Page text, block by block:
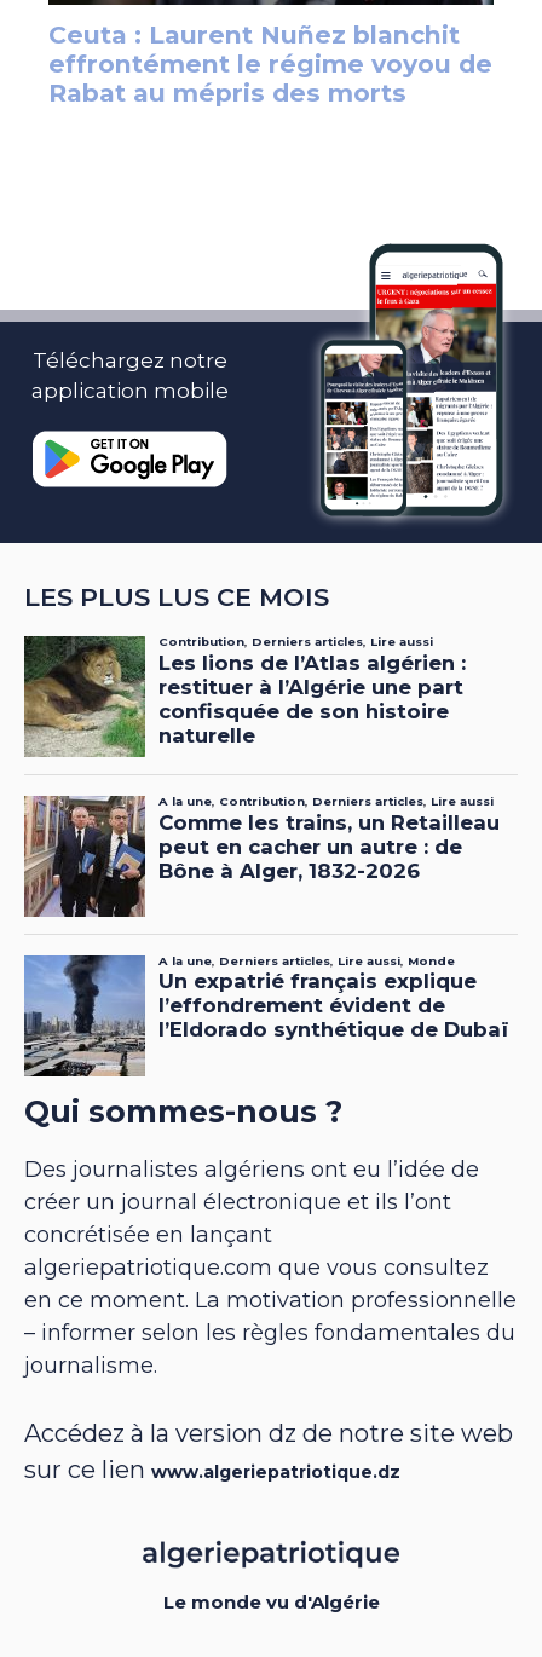
Téléchargez notre
application mobile
LES PLUS LUS CE MOIS
Qui sommes-nous ?
Des journalistes algériens ont eu l’idée de
créer un journal électronique et ils l’ont
concrétisée en lançant
algeriepatriotique.com que vous consultez
en ce moment. La motivation professionnelle
– informer selon les règles fondamentales du
journalisme.
Accédez à la version dz de notre site web
sur ce lien www.algeriepatriotique.dz
Le monde vu d'Algérie